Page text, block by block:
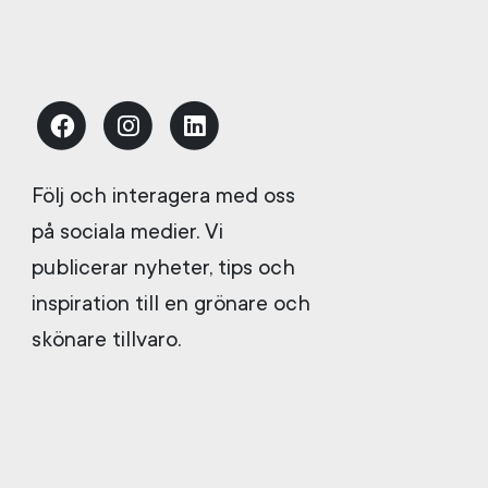
Följ och interagera med oss
på sociala medier. Vi
publicerar nyheter, tips och
inspiration till en grönare och
skönare tillvaro.